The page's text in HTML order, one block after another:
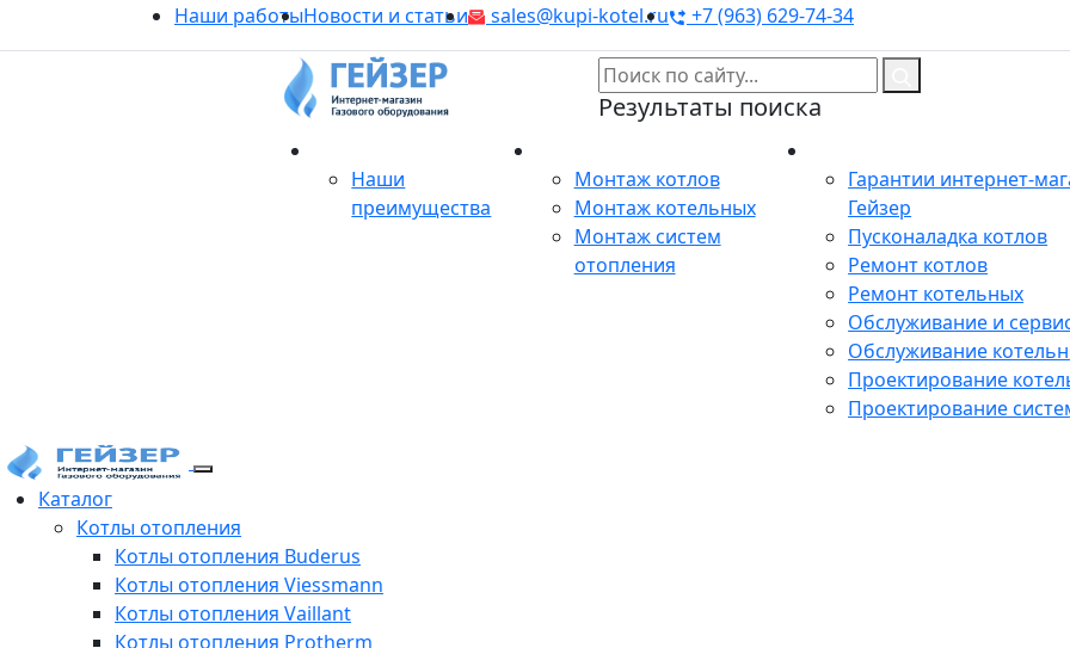
Наши работыНовости и статьи sales@kupi-kotel.ru +7 (963) 629-74-34
Результаты поиска
Наши
преимущества
Монтаж котлов
Монтаж котельных
Монтаж систем
отопления
Гарантии интернет-
Гейзер
Пусконаладка котлов
Ремонт котлов
Ремонт котельных
Обслуживание и
Обслуживание
Проектирование
Проектирование
Каталог
Котлы отопления
Котлы отопления Buderus
Котлы отопления Viessmann
Котлы отопления Vaillant
Котлы отопления Protherm